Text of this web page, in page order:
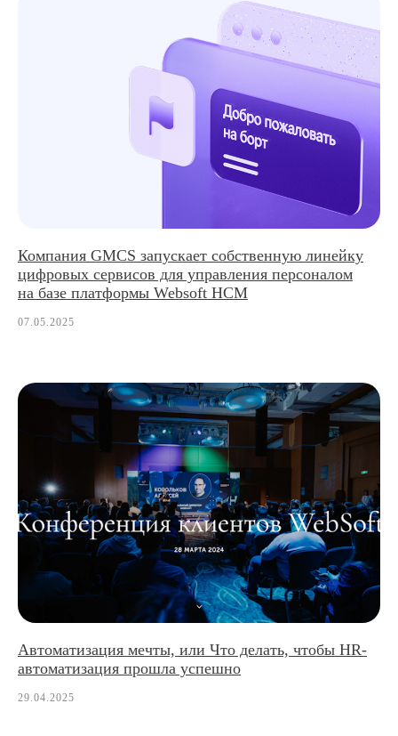
Компания GMCS запускает собственную линейку
цифровых сервисов для управления персоналом
на базе платформы Websoft HCM
07.05.2025
Автоматизация мечты, или Что делать, чтобы HR-
автоматизация прошла успешно
29.04.2025